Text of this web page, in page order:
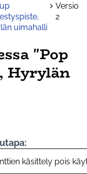
uimahalli
Versio
2
"Pop
Hyrylän